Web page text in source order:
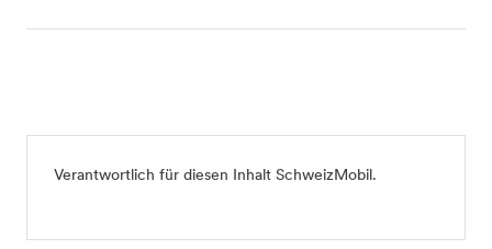
Verantwortlich für diesen Inhalt SchweizMobil.